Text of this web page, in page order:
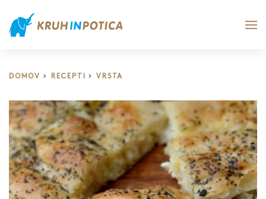
DOMOV RECEPTI VRSTA